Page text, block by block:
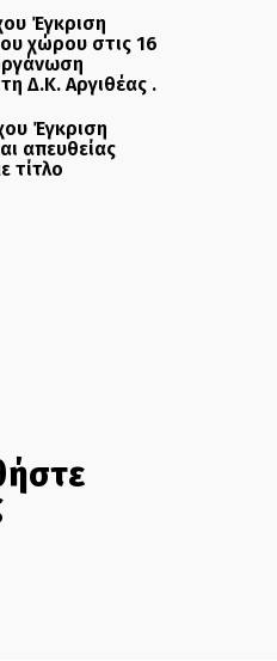
Έγκριση
χώρου στις 16
Δ.Κ. Αργιθέας .
Έγκριση
απευθείας
τίτλο